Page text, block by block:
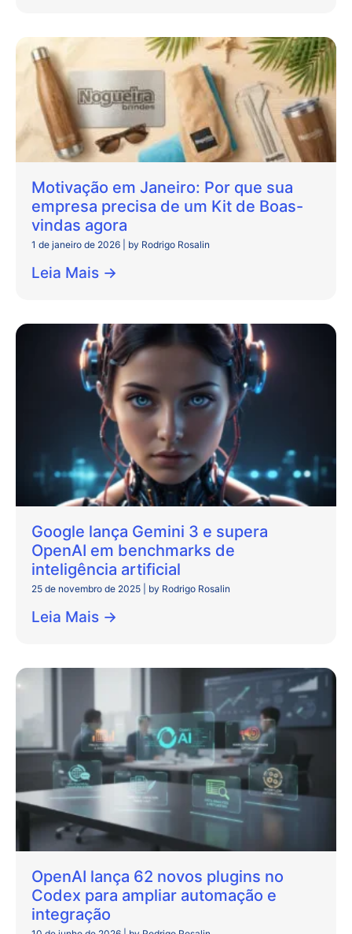
Motivação em Janeiro: Por que sua
empresa precisa de um Kit de Boas-
vindas agora
1 de janeiro de 2026 by Rodrigo Rosalin
Leia Mais →
Google lança Gemini 3 e supera
OpenAI em benchmarks de
inteligência artificial
25 de novembro de 2025 by Rodrigo Rosalin
Leia Mais →
OpenAI lança 62 novos plugins no
Codex para ampliar automação e
integração